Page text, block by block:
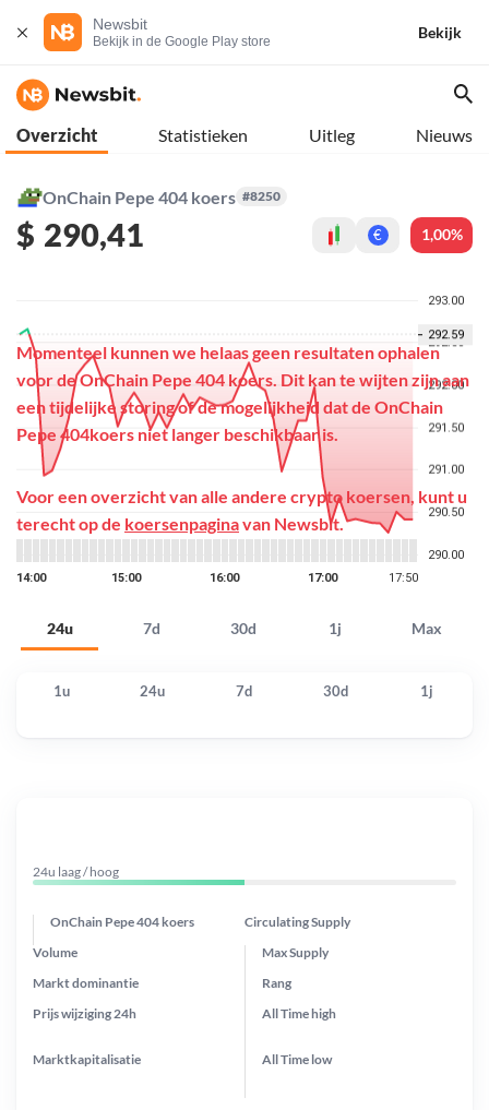
Newsbit
Bekijk in de Google Play store
Bekijk
Overzicht Statistieken Uitleg Nieuws
OnChain Pepe 404 koers #8250
$ 290,41 € 1,00%
24u 7d 30d 1j Max
Momenteel kunnen we helaas geen resultaten ophalen
voor de OnChain Pepe 404 koers. Dit kan te wijten zijn aan
een tijdelijke storing of de mogelijkheid dat de OnChain
Pepe 404koers niet langer beschikbaar is.
Voor een overzicht van alle andere crypto koersen, kunt u
terecht op de koersenpaginavan Newsbit.
1u 24u 7d 30d 1j
24u laag / hoog
OnChain Pepe 404 koers Circulating Supply
Prijs wijziging 24h
Max Supply
Markt dominantie
Marktkapitalisatie
Volume
Rang
All Timehigh
All Time low